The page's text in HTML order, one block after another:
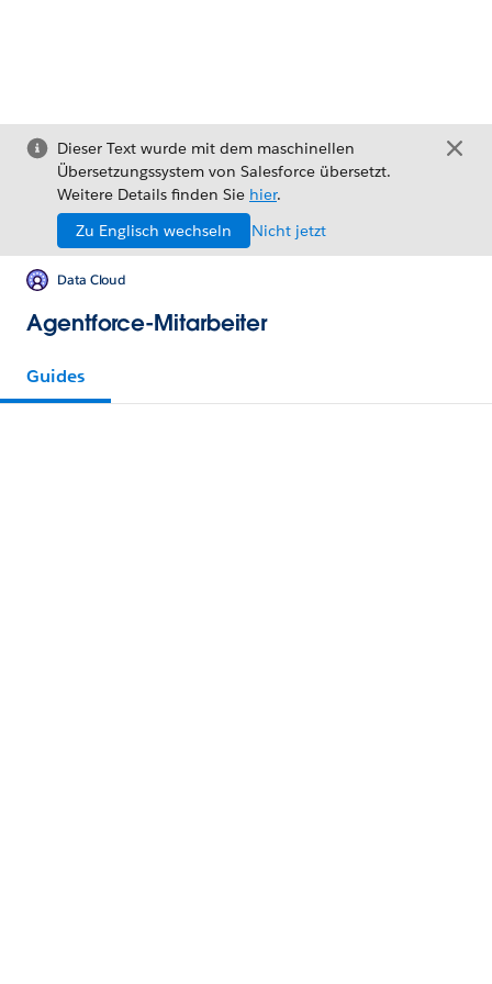
Dieser Text wurde mit dem maschinellen
Übersetzungssystem von Salesforce übersetzt.
Weitere Details finden Sie hier.
Zu Englisch wechseln
Nicht jetzt
Data Cloud
Agentforce-Mitarbeiter
Guides